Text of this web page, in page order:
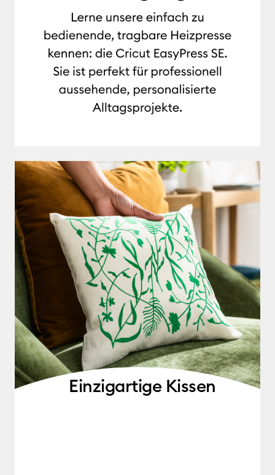
Einzigartige Kissen